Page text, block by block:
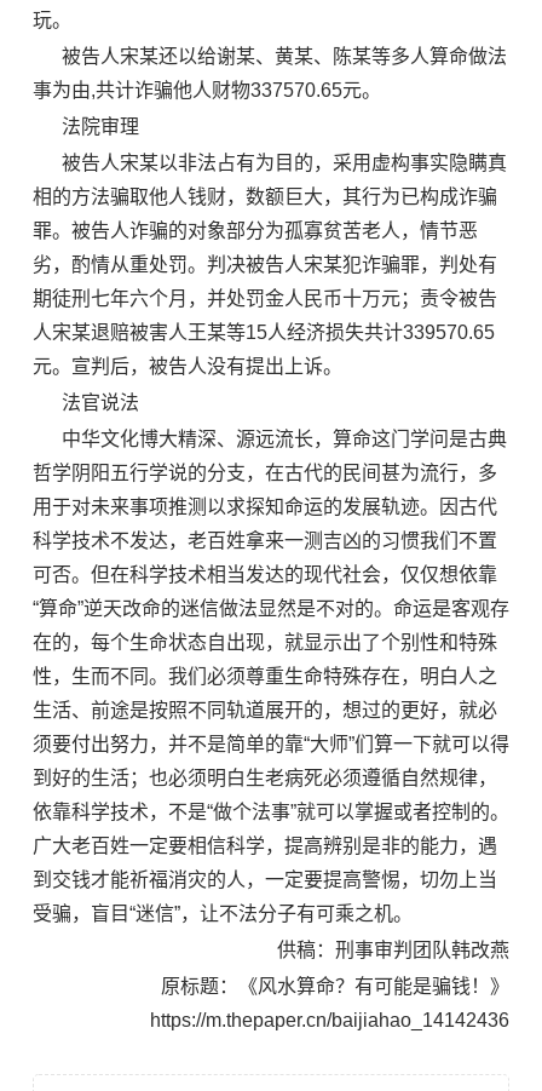
玩。
被告人宋某还以给谢某、黄某、陈某等多人算命做法
事为由,共计诈骗他人财物337570.65元。
法院审理
被告人宋某以非法占有为目的，采用虚构事实隐瞒真
相的方法骗取他人钱财，数额巨大，其行为已构成诈骗
罪。被告人诈骗的对象部分为孤寡贫苦老人，情节恶
劣，酌情从重处罚。判决被告人宋某犯诈骗罪，判处有
期徒刑七年六个月，并处罚金人民币十万元；责令被告
人宋某退赔被害人王某等15人经济损失共计339570.65
元。宣判后，被告人没有提出上诉。
法官说法
中华文化博大精深、源远流长，算命这门学问是古典
哲学阴阳五行学说的分支，在古代的民间甚为流行，多
用于对未来事项推测以求探知命运的发展轨迹。因古代
科学技术不发达，老百姓拿来一测吉凶的习惯我们不置
可否。但在科学技术相当发达的现代社会，仅仅想依靠
“算命”逆天改命的迷信做法显然是不对的。命运是客观存
在的，每个生命状态自出现，就显示出了个别性和特殊
性，生而不同。我们必须尊重生命特殊存在，明白人之
生活、前途是按照不同轨道展开的，想过的更好，就必
须要付出努力，并不是简单的靠“大师”们算一下就可以得
到好的生活；也必须明白生老病死必须遵循自然规律，
依靠科学技术，不是“做个法事”就可以掌握或者控制的。
广大老百姓一定要相信科学，提高辨别是非的能力，遇
到交钱才能祈福消灾的人，一定要提高警惕，切勿上当
受骗，盲目“迷信”，让不法分子有可乘之机。
供稿：刑事审判团队韩改燕
原标题：《风水算命？有可能是骗钱！》
https://m.thepaper.cn/baijiahao_14142436